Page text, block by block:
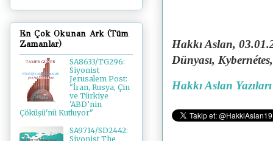
Hakkı Aslan,
Dünyası,
Hakkı Aslan Yazıları
En Çok Okunan Ark (Tüm
Zamanlar)
SA8633/TG296:
Siyonist
Jerusalem Post:
"İran, Rusya, Çin
ve Türkiye
'ABD’nin
Çöküşü'nü Kutluyor"
SA9714/SD2442:
Siyonist The